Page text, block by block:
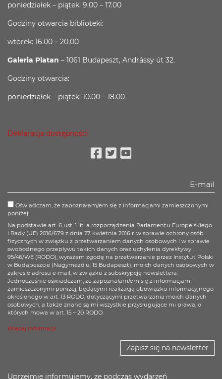
poniedziałek – piątek: 9.00 – 17.00
Godziny otwarcia biblioteki:
wtorek: 16.00 – 20.00
Galeria Platan – 1061 Budapeszt, Andrássy út 32.
Godziny otwarcia:
poniedziałek – piątek: 10.00 – 18.00
Deklaracja dostępności
Oświadczam, że zapoznałam/em się z informacjami zamieszczonymi
poniżej:
Na podstawie art. 6 ust. 1 lit. a rozporządzenia Parlamentu Europejskiego
i Rady (UE) 2016/679 z dnia 27 kwietnia 2016 r. w sprawie ochrony osób
fizycznych w związku z przetwarzaniem danych osobowych i w sprawie
swobodnego przepływu takich danych oraz uchylenia dyrektywy
95/46/WE (RODO), wyrażam zgodę na przetwarzanie przez Instytut Polski
w Budapeszcie (Nagymező u. 15 Budapeszt), moich danych osobowych w
zakresie adresu e-mail, w związku z subskrypcją newslettera.
Jednocześnie oświadczam, że zapoznałam/em się z informacjami
zamieszczonymi poniżej, będącymi realizacją obowiązku informacyjnego
określonego w art. 13 RODO, dotyczącymi przetwarzania moich danych
osobowych, a także znane są mi wszystkie przysługujące mi prawa, o
których mowa w art. 15 – 20 RODO.
Więcej informacji
Zapisz się na newsletter
Uprzejmie informujemy, że podczas wydarzeń